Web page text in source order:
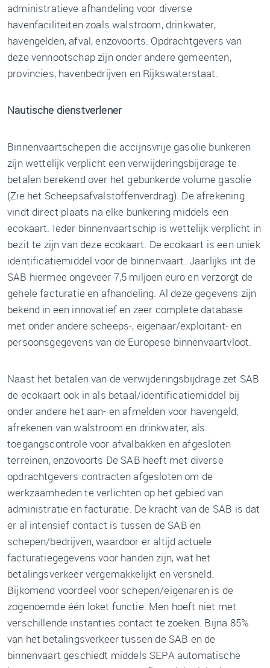
administratieve afhandeling voor diverse
havenfaciliteiten zoals walstroom, drinkwater,
havengelden, afval, enzovoorts. Opdrachtgevers van
deze vennootschap zijn onder andere gemeenten,
provincies, havenbedrijven en Rijkswaterstaat.
Nautische dienstverlener
Binnenvaartschepen die accijnsvrije gasolie bunkeren
zijn wettelijk verplicht een verwijderingsbijdrage te
betalen berekend over het gebunkerde volume gasolie
(Zie het Scheepsafvalstoffenverdrag). De afrekening
vindt direct plaats na elke bunkering middels een
ecokaart. Ieder binnenvaartschip is wettelijk verplicht in
bezit te zijn van deze ecokaart. De ecokaart is een uniek
identificatiemiddel voor de binnenvaart. Jaarlijks int de
SAB hiermee ongeveer 7,5 miljoen euro en verzorgt de
gehele facturatie en afhandeling. Al deze gegevens zijn
bekend in een innovatief en zeer complete database
met onder andere scheeps-, eigenaar/exploitant- en
persoonsgegevens van de Europese binnenvaartvloot.
Naast het betalen van de verwijderingsbijdrage zet SAB
de ecokaart ook in als betaal/identificatiemiddel bij
onder andere het aan- en afmelden voor havengeld,
afrekenen van walstroom en drinkwater, als
toegangscontrole voor afvalbakken en afgesloten
terreinen, enzovoorts De SAB heeft met diverse
opdrachtgevers contracten afgesloten om de
werkzaamheden te verlichten op het gebied van
administratie en facturatie. De kracht van de SAB is dat
er al intensief contact is tussen de SAB en
schepen/bedrijven, waardoor er altijd actuele
facturatiegegevens voor handen zijn, wat het
betalingsverkeer vergemakkelijkt en versneld.
Bijkomend voordeel voor schepen/eigenaren is de
zogenoemde één loket functie. Men hoeft niet met
verschillende instanties contact te zoeken. Bijna 85%
van het betalingsverkeer tussen de SAB en de
binnenvaart geschiedt middels SEPA automatische